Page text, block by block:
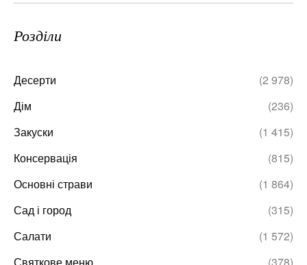
Розділи
Десерти
(2 978)
Дім
(236)
Закуски
(1 415)
Консервація
(815)
Основні страви
(1 864)
Сад і город
(315)
Салати
(1 572)